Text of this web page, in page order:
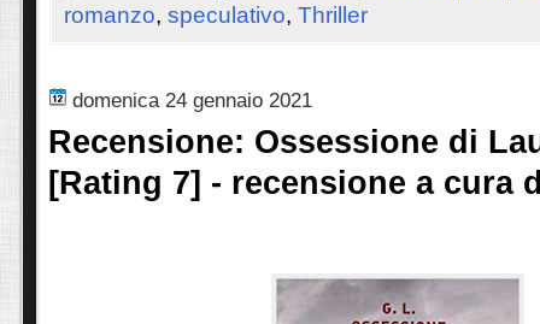
romanzo, speculativo, Thriller
domenica 24 gennaio 2021
Recensione: Ossessione di
[Rating 7] - recensione a cura